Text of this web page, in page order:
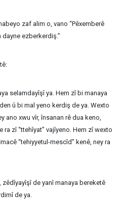
zaf alim o, vano “Pêxemberê
ezberkerdiş.”
selamdayîşî ya. Hem zî bi manaya
û bi mal yeno kerdiş de ya. Wexto
ano xwu vîr, însanan rê dua keno,
ra zî “ttehîyat” vajîyeno. Hem zî wexto
“tehiyyetul-mescîd” kenê, ney ra
zêdîyayîşî de yanî manaya bereketê
de ya.